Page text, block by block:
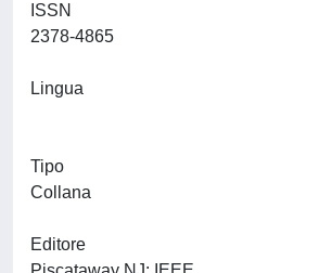
ISSN
Lingua
Tipo
Collana
Editore